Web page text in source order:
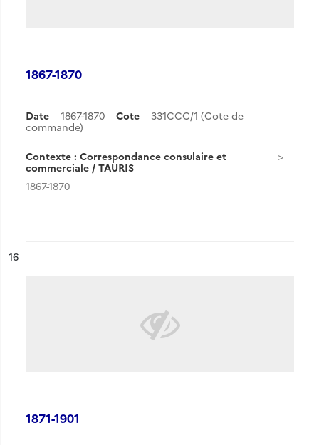
1867-1870
Date 1867-1870 Cote
331CCC/1 (Cote de
commande)
Contexte : Correspondance consulaire et
commerciale / TAURIS
1867-1870
n°
16
1871-1901